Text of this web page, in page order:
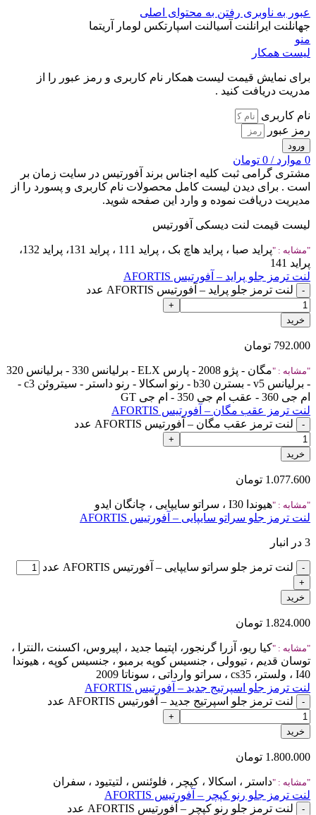
عبور به ناوبری رفتن به محتوای اصلی
جهانلنت ایرانلنت آسیالنت اسپارتکس لومار آریتما
منو
لیست همکار
برای نمایش قیمت لیست همکار نام کاربری و رمز عبور را از
مدریت دریافت کنید .
نام کاربری
رمز عبور
ورود
0 موارد /
0 تومان
مشتری گرامی ثبت کلیه اجناس برند آفورتیس در سایت زمان بر
است . برای دیدن لیست کامل محصولات نام کاربری و پسورد را از
مدیریت دریافت نموده و وارد این صفحه شوید.
لیست قیمت لنت دیسکی آفورتیس
مشابه :
پراید صبا ، پراید هاچ بک ، پراید 111 ، پراید 131، پراید 132،
پراید 141
لنت ترمز جلو پراید – آفورتیس AFORTIS
لنت ترمز جلو پراید – آفورتیس AFORTIS عدد
خرید
792.000 تومان
مشابه :
مگان - پژو 2008 - پارس ELX - برلیانس 330 - برلیانس 320
- برلیانس v5 - بسترن b30 - رنو اسکالا - رنو داستر - سیتروئن c3 -
ام جی 360 - عقب ام جی 350 - ام جی GT
لنت ترمز عقب مگان – آفورتیس AFORTIS
لنت ترمز عقب مگان – آفورتیس AFORTIS عدد
خرید
1.077.600 تومان
مشابه : هیوندا I30 ، سراتو سایپایی ، چانگان ایدو
لنت ترمز جلو سراتو سایپایی – آفورتیس AFORTIS
3 در انبار
لنت ترمز جلو سراتو سایپایی – آفورتیس AFORTIS عدد
خرید
1.824.000 تومان
مشابه : کیا ریو، آزرا گرنجور، اپتیما جدید ، اپیروس، اکسنت ،النترا ،
توسان قدیم ، تیوولی ، جنسیس کوپه برمبو ، جنسیس کوپه ، هیوندا
I40 ، ولستر، cs35 ، سراتو وارداتی ، سوناتا 2009
لنت ترمز جلو اسپرتیج جدید – آفورتیس AFORTIS
لنت ترمز جلو اسپرتیج جدید – آفورتیس AFORTIS عدد
خرید
1.800.000 تومان
مشابه : داستر ، اسکالا ، کپچر ، فلوئنس ، لتیتیود ، سفران
لنت ترمز جلو رنو کپچر – آفورتیس AFORTIS
لنت ترمز جلو رنو کپچر – آفورتیس AFORTIS عدد